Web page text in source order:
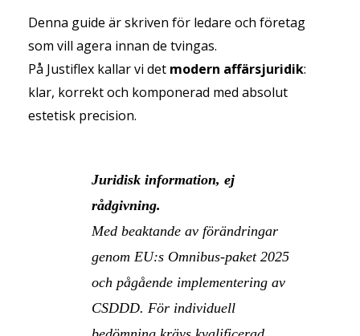
Denna guide är skriven för ledare och företag
som vill agera innan de tvingas.
På Justiflex kallar vi det modern affärsjuridik:
klar, korrekt och komponerad med absolut
estetisk precision.
Juridisk information, ej
rådgivning.
Med beaktande av förändringar
genom EU:s Omnibus-paket 2025
och pågående implementering av
CSDDD. För individuell